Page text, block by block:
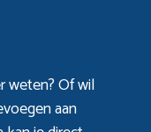
weten? Of wil
aan